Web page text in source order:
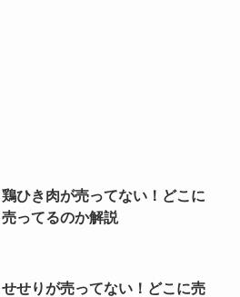
鶏ひき肉が売ってない！どこに
売ってるのか解説
せせりが売ってない！どこに売